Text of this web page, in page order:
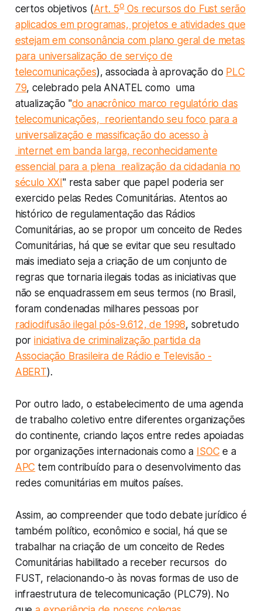
certos objetivos (Art. 5oOs recursos do Fust serão
aplicados em programas, projetos e atividades que
estejam em consonância com plano geral de metas
para universalização de serviço de
telecomunicações), associada à aprovação do PLC
79, celebrado pela ANATEL como uma
atualização "do anacrônico marco regulatório das
telecomunicações, reorientando seu foco para a
universalização e massificação do acesso à
internet em banda larga, reconhecidamente
essencial para a plena realização da cidadania no
século XXI" resta saber que papel poderia ser
exercido pelas Redes Comunitárias. Atentos ao
histórico de regulamentação das Rádios
Comunitárias, ao se propor um conceito de Redes
Comunitárias, há que se evitar que seu resultado
mais imediato seja a criação de um conjunto de
regras que tornaria ilegais todas as iniciativas que
não se enquadrassem em seus termos (no Brasil,
foram condenadas milhares pessoas por
radiodifusão ilegal pós-9.612, de 1998, sobretudo
poriniciativa de criminalização partida da
Associação Brasileira de Rádio e Televisão -
ABERT).
Por outro lado, o estabelecimento de uma agenda
de trabalho coletivo entre diferentes organizações
do continente, criando laços entre redes apoiadas
por organizações internacionais como a ISOC e a
APC tem contribuído para o desenvolvimento das
redes comunitárias em muitos países.
Assim, ao compreender que todo debate jurídico é
também político, econômico e social, há que se
trabalhar na criação de um conceito de Redes
Comunitárias habilitado a receber recursos do
FUST, relacionando-o às novas formas de uso de
infraestrutura de telecomunicação (PLC79). No